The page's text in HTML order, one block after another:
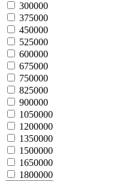
300000
375000
450000
525000
600000
675000
750000
825000
900000
1050000
1200000
1350000
1500000
1650000
1800000